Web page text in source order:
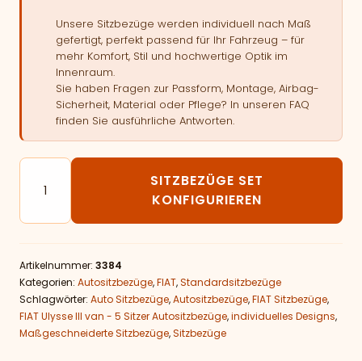
Unsere Sitzbezüge werden individuell nach Maß
gefertigt, perfekt passend für Ihr Fahrzeug – für
mehr Komfort, Stil und hochwertige Optik im
Innenraum.
Sie haben Fragen zur Passform, Montage, Airbag-
Sicherheit, Material oder Pflege? In unseren FAQ
finden Sie ausführliche Antworten.
Autositzbezüge passend für FIAT Ulysse III van - 5
SITZBEZÜGE SET
KONFIGURIEREN
Artikelnummer: 3384
Kategorien: Autositzbezüge,FIAT,Standardsitzbezüge
Schlagwörter: Auto Sitzbezüge,Autositzbezüge,FIAT Sitzbezüge,
FIAT Ulysse III van - 5 Sitzer Autositzbezüge,individuelles Designs,
Maßgeschneiderte Sitzbezüge,Sitzbezüge